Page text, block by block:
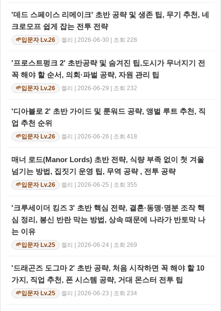
'데드 스페이스 리메이크' 초반 공략 및 생존 팁, 무기 추천, 네
크로모프 쉽게 잡는 전투 전략
🌱입문자 Lv.26 켈리 | 2026-06-30 | 조회 228
'프로스트펑크 2' 초반공략 및 숨겨진 팁,도시가 무너지기 전
꼭 해야 할 순서, 의회·파벌 공략, 자원 관리 팁
🌱입문자 Lv.26 켈리 | 2026-06-29 | 조회 232
'디아블로 2' 초반 가이드 및 룬워드 공략, 앵벌 루트 추천, 직
업 추천 순위
🌱입문자 Lv.26 켈리 | 2026-06-26 | 조회 418
매너 로드(Manor Lords) 초반 전략, 식량 부족 없이 첫 겨울
넘기는 방법, 집짓기 운영 팁, 무역 공략 , 전투 공략
🌱입문자 Lv.26 켈리 | 2026-06-25 | 조회 355
'크루세이더 킹즈 3' 초반 핵심 전략, 결혼·동맹·명분 조작 핵
심 정리, 봉신 반란 막는 방법, 상속 때문에 나라가 반토막 나
는 이유
🌱입문자 Lv.25 켈리 | 2026-06-24 | 조회 269
'드래곤즈 도그마 2' 초반 공략, 처음 시작하면 꼭 해야 할 10
가지, 직업 추천, 폰 시스템 공략, 거대 몬스터 전투 팁
🌱입문자 Lv.25 켈리 | 2026-06-23 | 조회 234